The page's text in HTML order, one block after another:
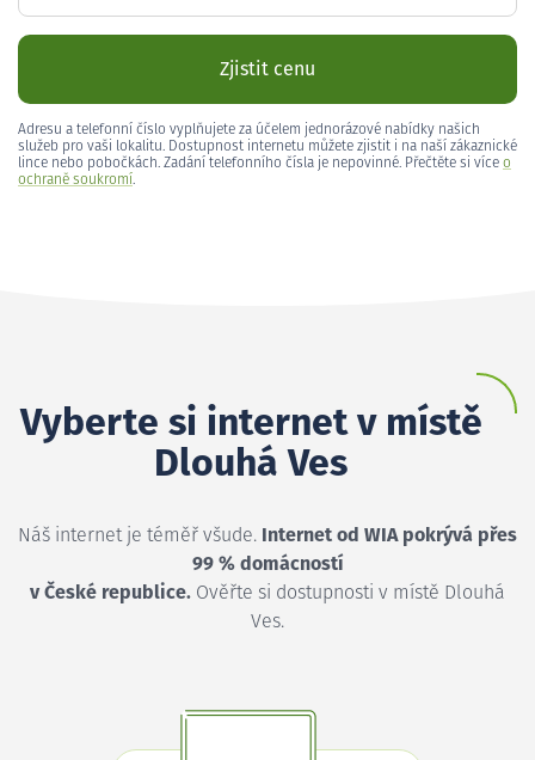
Zjistit cenu
Adresu a telefonní číslo vyplňujete za účelem jednorázové nabídky našich
služeb pro vaši lokalitu. Dostupnost internetu můžete zjistit i na naší zákaznické
lince nebo pobočkách. Zadání telefonního čísla je nepovinné. Přečtěte si více o
ochraně soukromí.
Vyberte si internet v místě
Dlouhá Ves
Náš internet je téměř všude. Internet od WIA pokrývá přes
99 % domácností
v České republice. Ověřte si dostupnosti v místě Dlouhá
Ves.